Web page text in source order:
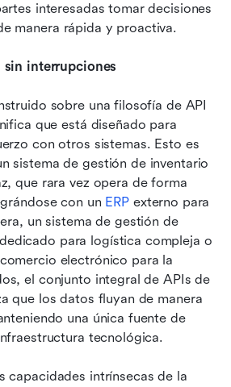
interesadas tomar decisiones
manera rápida y proactiva.
sin interrupciones
sobre una filosofía de API
que está diseñado para
con otros sistemas. Esto es
sistema de gestión de inventario
que rara vez opera de forma
con un ERP externo para
un sistema de gestión de
para logística compleja o
electrónico para la
el conjunto integral de APIs de
que los datos fluyan de manera
una única fuente de
tecnológica.
capacidades intrínsecas de la